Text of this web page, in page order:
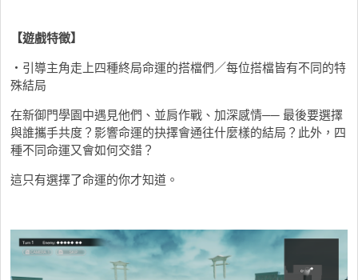
【遊戲特徵】
・引導主角走上四種終局命運的搭檔們／每位搭檔皆有不同的特
殊結局
在新御門學園中遇見他們、並肩作戰、加深感情── 最後要選擇
與誰攜手共度？影響命運的抉擇會通往什麼樣的結局？此外，四
種不同命運又會如何交錯？
這只有選擇了命運的你才知道。